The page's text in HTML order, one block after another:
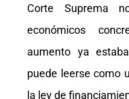
Corte Suprema
económicos
aumento ya
puede leerse como
la ley de